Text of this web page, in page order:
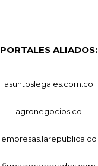
PORTALES ALIADOS:
asuntoslegales.com.co
agronegocios.co
empresas.larepublica.co